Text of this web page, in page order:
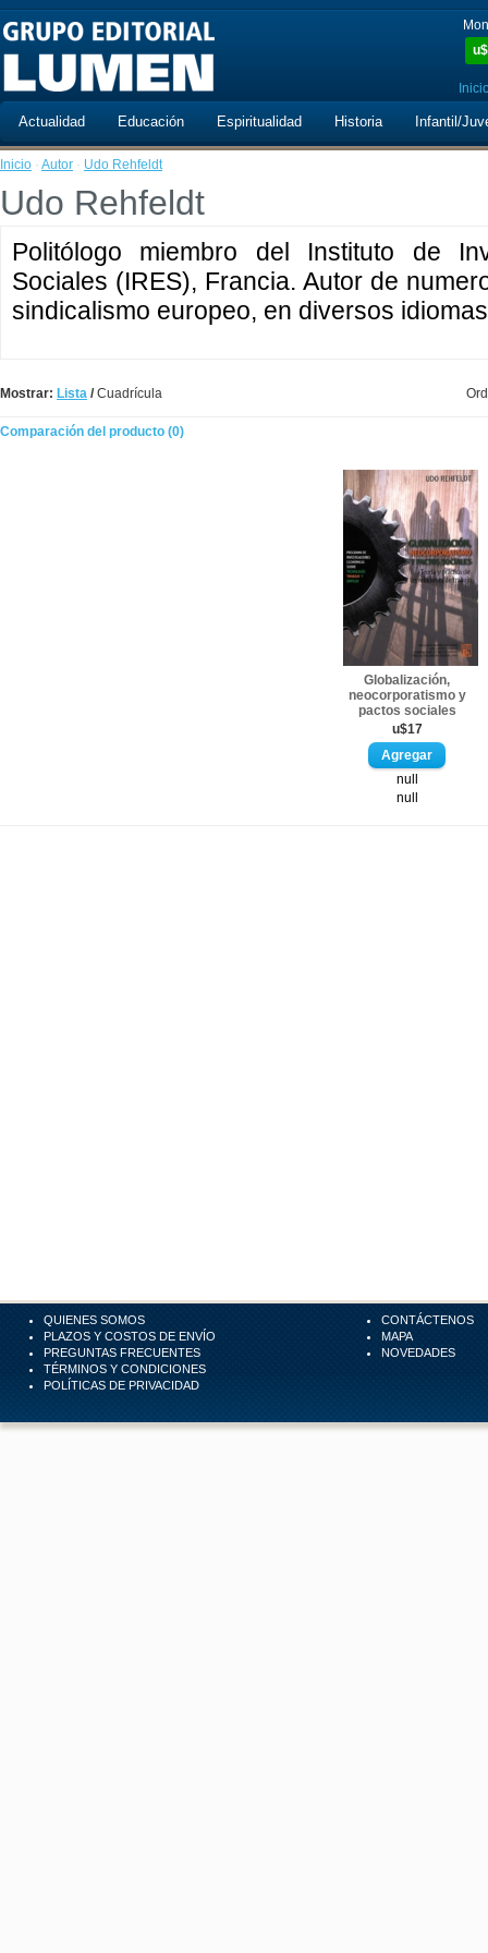
u$
Actualidad Educación Espiritualidad Historia Infantil/
Inicio · Autor · Udo Rehfeldt
Udo Rehfeldt
Politólogo miembro del Instituto de
Sociales (IRES), Francia. Autor de
sindicalismo europeo, en diversos
Mostrar: Lista /Cuadrícula
Comparación del producto (0)
Globalización,
neocorporatismo y
pactos sociales
u$17
null
null
QUIENES SOMOS
PLAZOS Y COSTOS DE ENVÍO
PREGUNTAS FRECUENTES
TÉRMINOS Y CONDICIONES
POLÍTICAS DE PRIVACIDAD
CONTÁCTENOS
MAPA
NOVEDADES